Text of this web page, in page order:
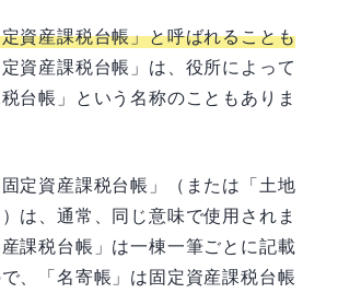
資産課税台帳」と呼ばれることも
定資産課税台帳」は、役所によって
台帳」という名称のこともありま
固定資産課税台帳」（または「土地
は、通常、同じ意味で使用されま
課税台帳」は一棟一筆ごとに記載
、「名寄帳」は固定資産課税台帳